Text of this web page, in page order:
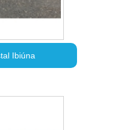
Ibiúna